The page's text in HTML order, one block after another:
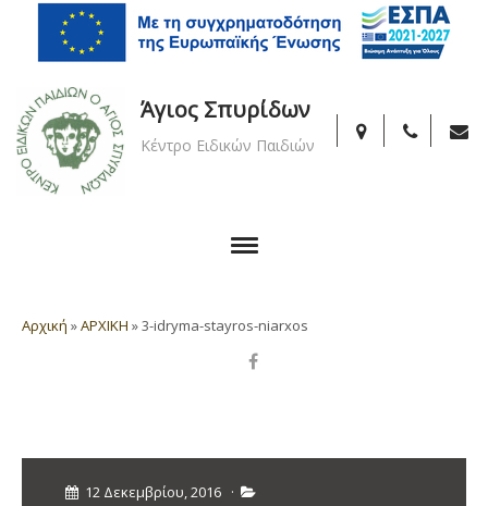
Άγιος Σπυρίδων
Κέντρο Ειδικών Παιδιών
Αρχική »ΑΡΧΙΚΗ »3-idryma-stayros-niarxos
12 Δεκεμβρίου, 2016 ·